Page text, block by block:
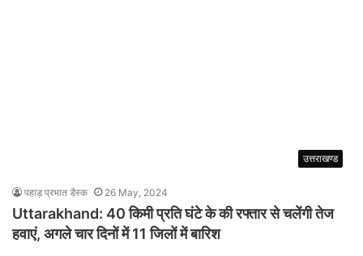
उत्तराखण्ड
पहाड़ प्रभात डैस्क 26 May, 2024
Uttarakhand: 40 किमी प्रति घंटे के की रफ्तार से चलेंगी तेज
हवाएं, अगले चार दिनों में 11 जिलों में बारिश